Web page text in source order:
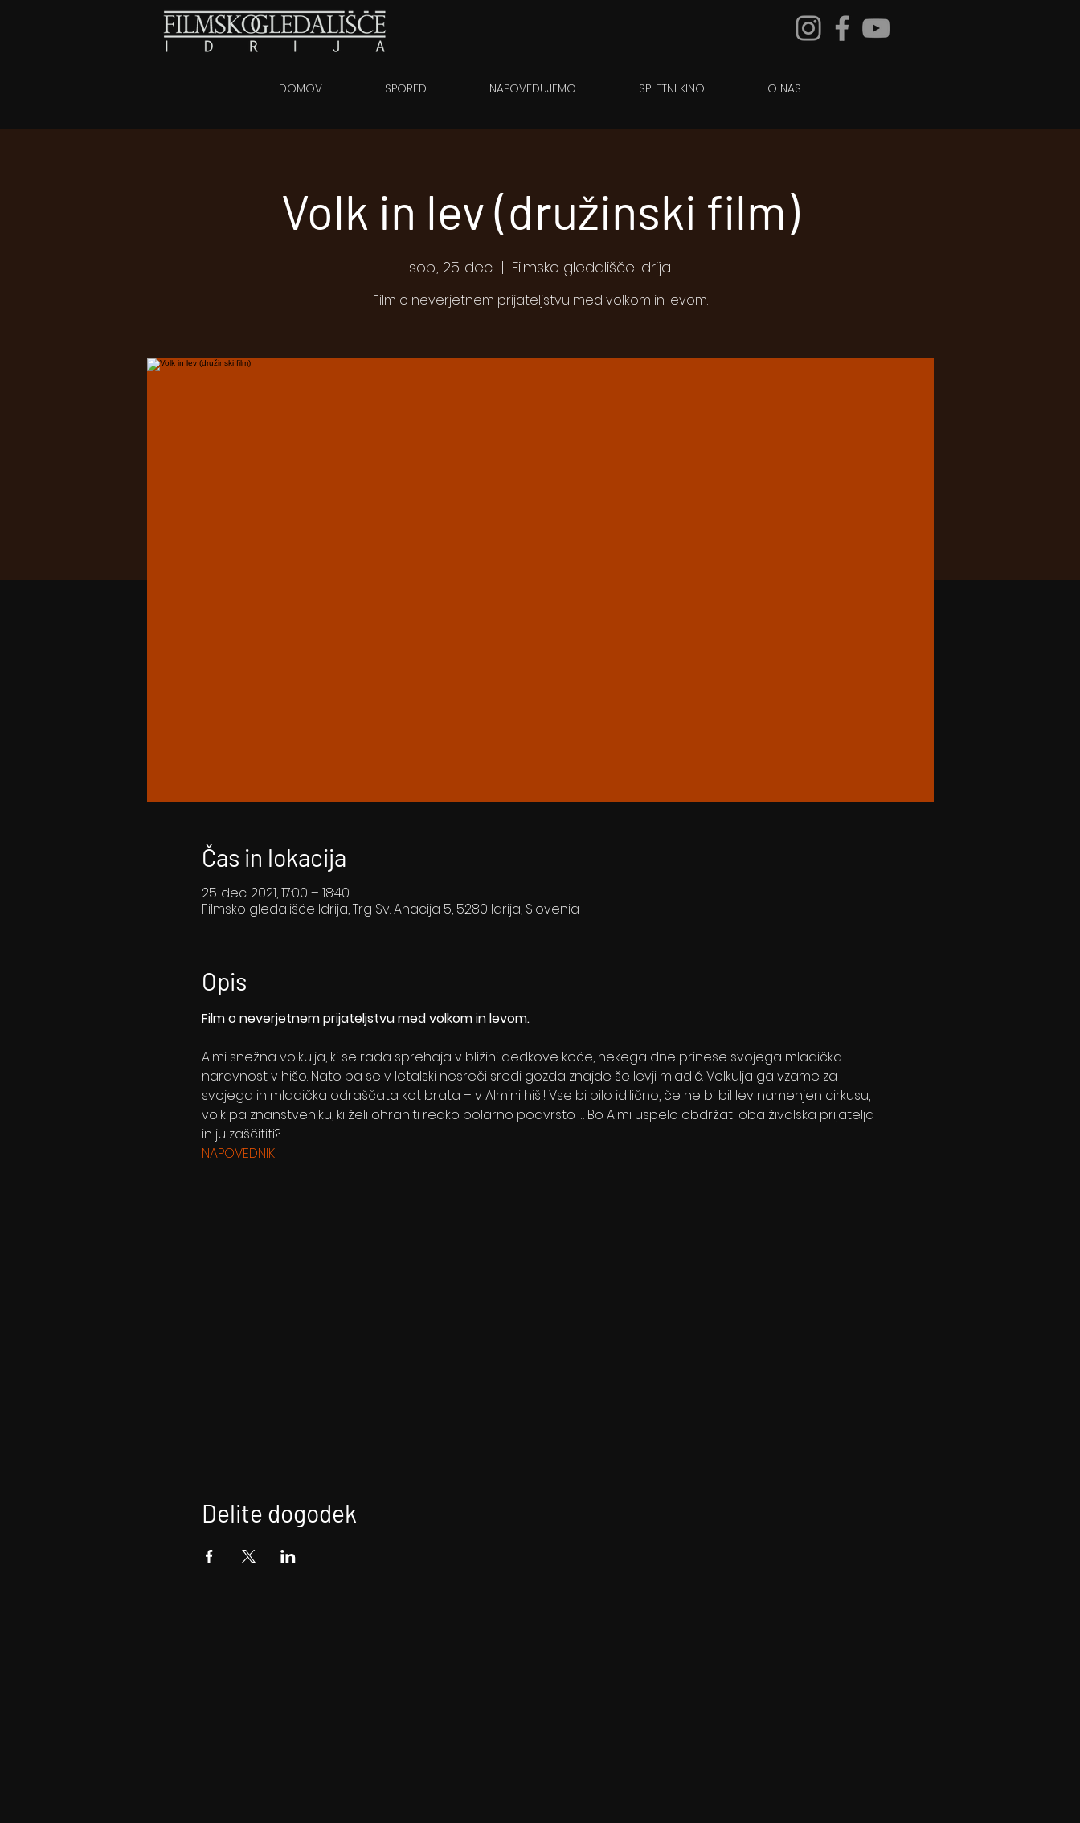
DOMOV SPORED NAPOVEDUJEMO SPLETNI KINO O NAS
Volk in lev (družinski film)
sob., 25. dec.
  |
Filmsko gledališče Idrija
Film o neverjetnem prijateljstvu med volkom in levom.
Čas in lokacija
25. dec. 2021, 17:00 – 18:40
Filmsko gledališče Idrija, Trg Sv. Ahacija 5, 5280 Idrija, Slovenia
Opis
Film o neverjetnem prijateljstvu med volkom in levom.
Almi snežna volkulja, ki se rada sprehaja v bližini dedkove koče, nekega dne prinese svojega mladička
naravnost v hišo. Nato pa se v letalski nesreči sredi gozda znajde še levji mladič. Volkulja ga vzame za
svojega in mladička odraščata kot brata – v Almini hiši! Vse bi bilo idilično, če ne bi bil lev namenjen cirkusu,
volk pa znanstveniku, ki želi ohraniti redko polarno podvrsto … Bo Almi uspelo obdržati oba živalska prijatelja
in ju zaščititi?
NAPOVEDNIK
Delite dogodek